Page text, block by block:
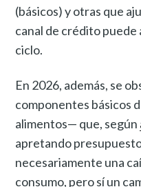
(básicos) y otras que
canal de crédito
ciclo.
En 2026, además, se
componentes básicos
alimentos— que, según
apretando
necesariamente una
consumo, pero sí un